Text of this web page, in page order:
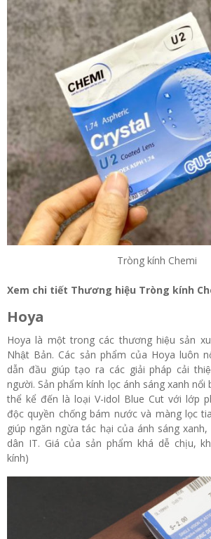
Tròng kính Chemi
Xem chi tiết Thương hiệu Tròng kính
Hoya
Hoya là một trong các thương hiệu sản
Nhật Bản. Các sản phẩm của Hoya luôn
dẫn đầu giúp tạo ra các giải pháp cải
người. Sản phẩm kính lọc ánh sáng xanh
thể kể đến là loại V-idol Blue Cut với lớp
độc quyền chống bám nước và màng lọc
giúp ngăn ngừa tác hại của ánh sáng
dân IT. Giá của sản phẩm khá dễ chịu,
kính)